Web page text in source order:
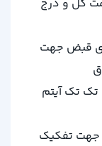
کل و درج
قبض جهت
ﺗﮏ ﺗﮏ ﺁﻳﺘﻢ
جهت تفکیک